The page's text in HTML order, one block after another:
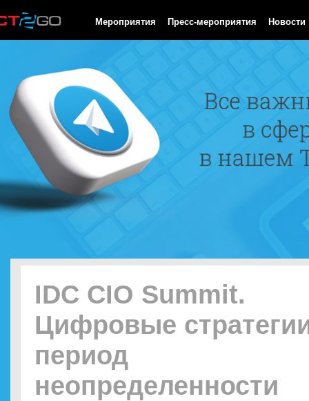
Мероприятия Пресс-мероприятия Новости
IDC CIO Summit.
Цифровые
период
неопределенности